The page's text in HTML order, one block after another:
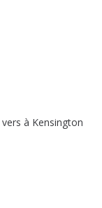
vers à Kensington